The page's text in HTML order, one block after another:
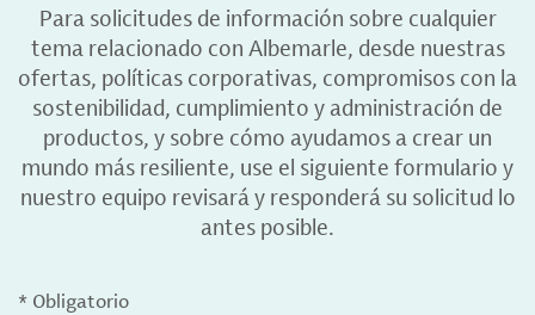
Para solicitudes de información sobre cualquier
tema relacionado con Albemarle, desde nuestras
ofertas, políticas corporativas, compromisos con la
sostenibilidad, cumplimiento y administración de
productos, y sobre cómo ayudamos a crear un
mundo más resiliente, use el siguiente formulario y
nuestro equipo revisará y responderá su solicitud lo
antes posible.
* Obligatorio